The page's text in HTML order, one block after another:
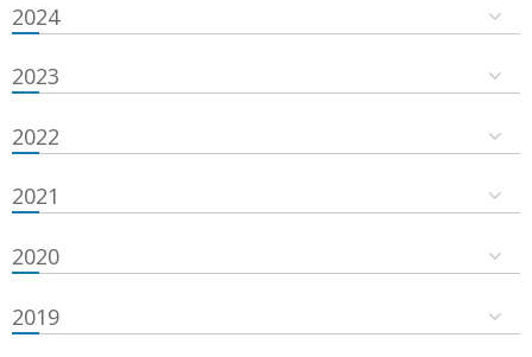
2024
2023
2022
2021
2020
2019